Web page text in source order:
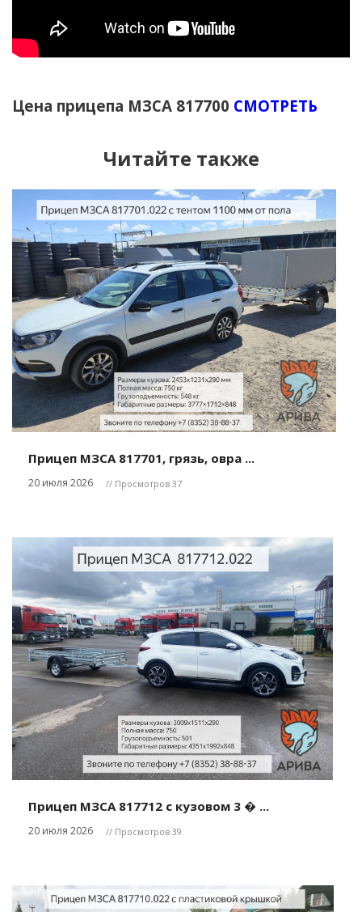
Цена прицепа МЗСА 817700 СМОТРЕТЬ
Читайте также
Прицеп МЗСА 817701, грязь, овра ...
20 июля 2026 // Просмотров 37
Прицеп МЗСА 817712 с кузовом 3 � ...
20 июля 2026 // Просмотров 39